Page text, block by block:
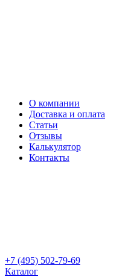
О компании
Доставка и оплата
Статьи
Отзывы
Калькулятор
Контакты
+7 (495) 502-79-69
Каталог